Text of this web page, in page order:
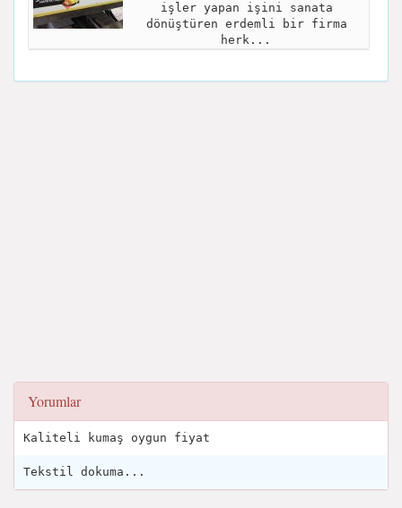
işler yapan işini sanata
dönüştüren erdemli bir firma
herk...
Yorumlar
Kaliteli kumaş oygun fiyat
Tekstil dokuma...